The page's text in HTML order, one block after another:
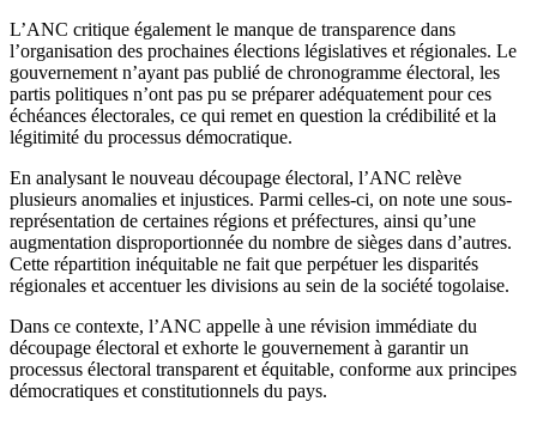
L’ANC critique également le manque de transparence dans
l’organisation des prochaines élections législatives et régionales. Le
gouvernement n’ayant pas publié de chronogramme électoral, les
partis politiques n’ont pas pu se préparer adéquatement pour ces
échéances électorales, ce qui remet en question la crédibilité et la
légitimité du processus démocratique.
En analysant le nouveau découpage électoral, l’ANC relève
plusieurs anomalies et injustices. Parmi celles-ci, on note une sous-
représentation de certaines régions et préfectures, ainsi qu’une
augmentation disproportionnée du nombre de sièges dans d’autres.
Cette répartition inéquitable ne fait que perpétuer les disparités
régionales et accentuer les divisions au sein de la société togolaise.
Dans ce contexte, l’ANC appelle à une révision immédiate du
découpage électoral et exhorte le gouvernement à garantir un
processus électoral transparent et équitable, conforme aux principes
démocratiques et constitutionnels du pays.